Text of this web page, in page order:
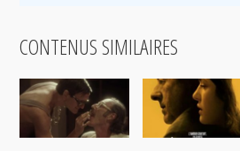
CONTENUS SIMILAIRES